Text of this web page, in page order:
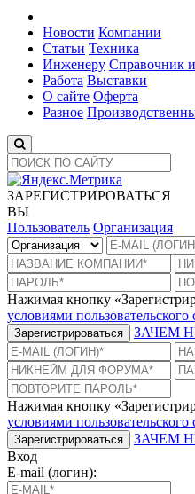
Новости Компании
Статьи Техника
Инженеру Справочник
Работа Выставки
О сайте Оферта
Разное
ЗАРЕГИСТРИРОВАТЬСЯ
ВЫ
Пользователь Организация
Нажимая кнопку
условиями пользовательского
Зарегистрироваться ЗАЧЕМ
Нажимая кнопку
условиями пользовательского
Зарегистрироваться
ЗАЧЕМ
Вход
E-mail (логин):